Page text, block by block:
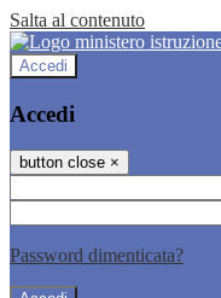
Salta al contenuto
Accedi
Accedi
button close ×
Password dimenticata?